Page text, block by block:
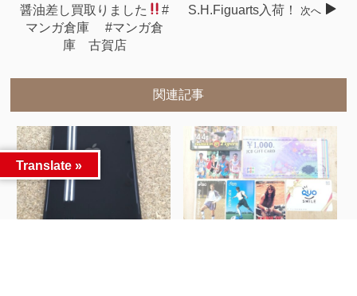
醤油差し買取りました
#
マンガ倉庫 #マンガ倉
庫 古賀店
S.H.Figuarts入荷！
次へ
関連記事
Translate »